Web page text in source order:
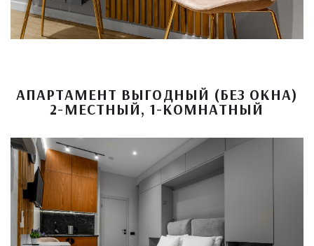
АПАРТАМЕНТ ВЫГОДНЫЙ (БЕЗ ОКНА)
2-МЕСТНЫЙ, 1-КОМНАТНЫЙ